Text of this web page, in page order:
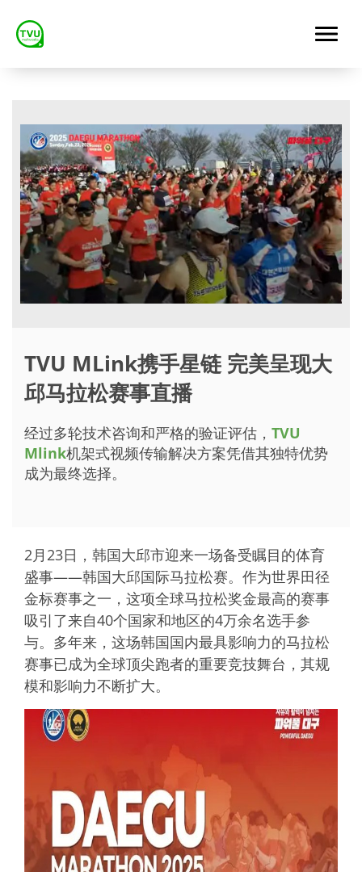
TVU MLink携手星链 完美呈现大
邱马拉松赛事直播
经过多轮技术咨询和严格的验证评估， TVU
Mlink机架式视频传输解决方案凭借其独特优势
成为最终选择。
2月23日，韩国大邱市迎来一场备受瞩目的体育
盛事——韩国大邱国际马拉松赛。作为世界田径
金标赛事之一，这项全球马拉松奖金最高的赛事
吸引了来自40个国家和地区的4万余名选手参
与。多年来，这场韩国国内最具影响力的马拉松
赛事已成为全球顶尖跑者的重要竞技舞台，其规
模和影响力不断扩大。